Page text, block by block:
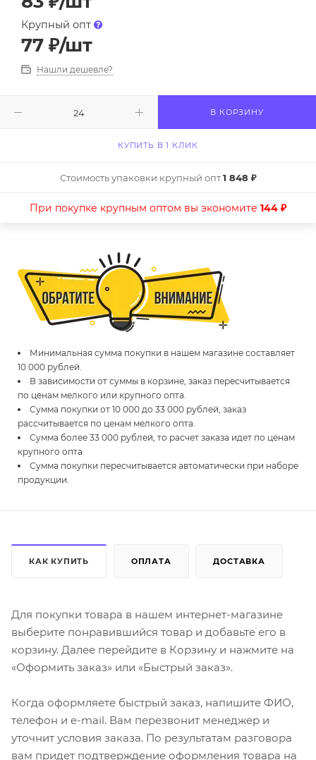
Крупный опт
77 ₽/шт
Нашли дешевле?
В КОРЗИНУ
КУПИТЬ В 1 КЛИК
Стоимость упаковки крупный опт1 848 ₽
При покупке крупным оптом вы экономите 144 ₽
Минимальная сумма покупки в нашем магазине составляет
10 000 рублей.
В зависимости от суммы в корзине, заказ пересчитывается
по ценам мелкого или крупного опта.
Сумма покупки от 10 000 до 33 000 рублей, заказ
рассчитывается по ценам мелкого опта.
Сумма более 33 000 рублей, то расчет заказа идет по ценам
крупного опта.
Сумма покупки пересчитывается автоматически при наборе
продукции.
КАК КУПИТЬ ОПЛАТА ДОСТАВКА
Для покупки товара в нашем интернет-магазине
выберите понравившийся товар и добавьте его в
корзину. Далее перейдите в Корзину и нажмите на
«Оформить заказ» или «Быстрый заказ».
Когда оформляете быстрый заказ, напишите ФИО,
телефон и e-mail. Вам перезвонит менеджер и
уточнит условия заказа. По результатам разговора
вам придет подтверждение оформления товара на